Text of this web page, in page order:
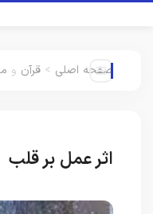
صفحه اصلی > قرآن و
اثر عمل بر قلب